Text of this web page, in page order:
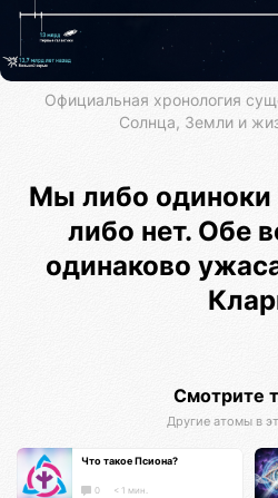
Официальная хронология
Солнца, Земли и
Мы либо одиноки
либо нет. Обе
одинаково
Смотрите
Другие атомы в
Что такое Псиона?
0 < 1 мин.